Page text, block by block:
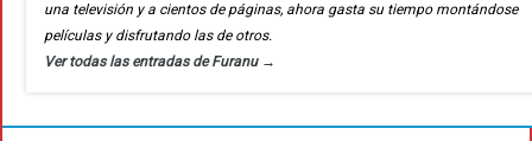
una televisión y a cientos de páginas, ahora gasta su tiempo montándose
películas y disfrutando las de otros.
Ver todas las entradas de Furanu →